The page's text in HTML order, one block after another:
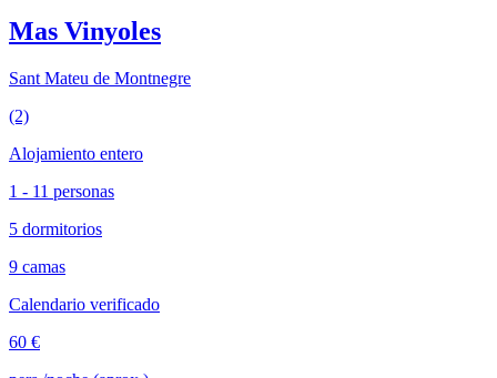
Mas Vinyoles
Sant Mateu de Montnegre
(2)
Alojamiento entero
1 - 11 personas
5 dormitorios
9 camas
Calendario verificado
60 €